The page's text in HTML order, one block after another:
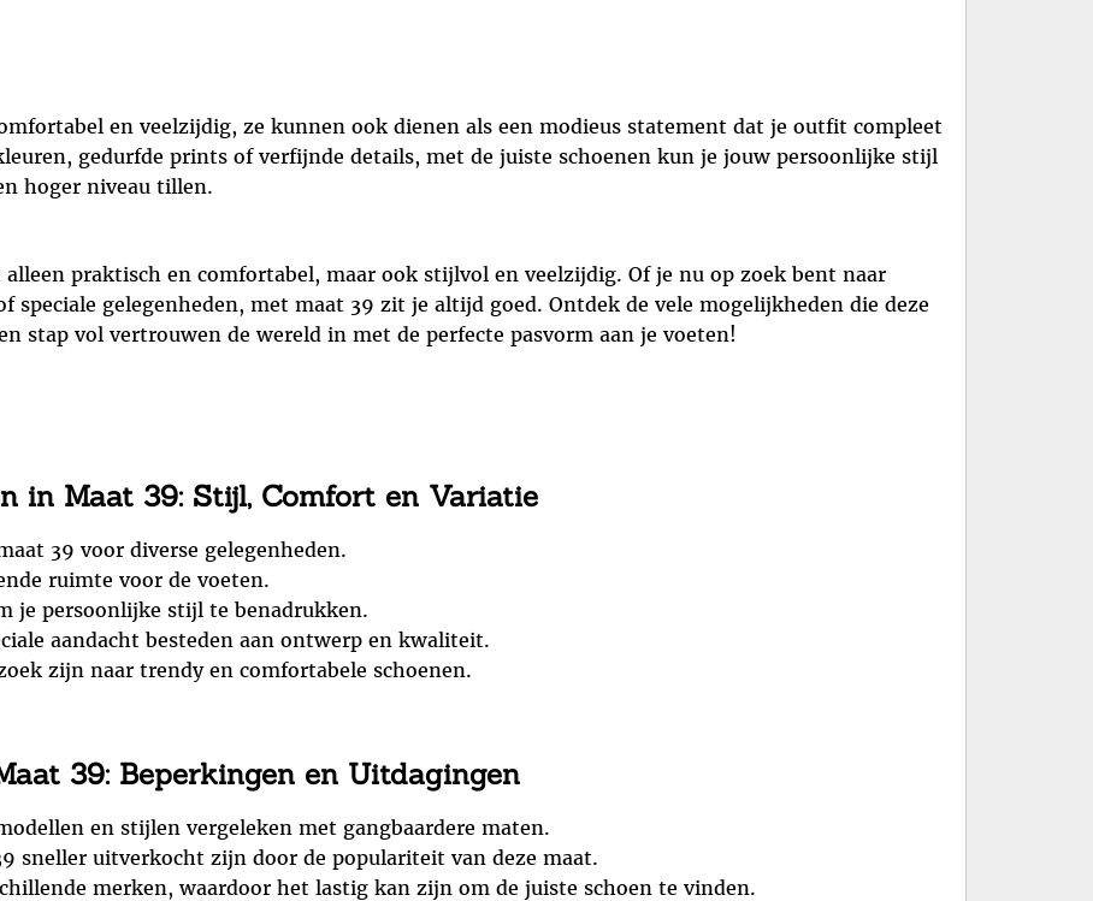
en veelzijdig, ze kunnen ook dienen als een modieus statement dat je outfit compleet
gedurfde prints of verfijnde details, met de juiste schoenen kun je jouw persoonlijke stijl
hoger niveau tillen.
praktisch en comfortabel, maar ook stijlvol en veelzijdig. Of je nu op zoek bent naar
speciale gelegenheden, met maat 39 zit je altijd goed. Ontdek de vele mogelijkheden die deze
stap vol vertrouwen de wereld in met de perfecte pasvorm aan je voeten!
in Maat 39: Stijl, Comfort en Variatie
39 voor diverse gelegenheden.
ruimte voor de voeten.
je persoonlijke stijl te benadrukken.
aandacht besteden aan ontwerp en kwaliteit.
zijn naar trendy en comfortabele schoenen.
39: Beperkingen en Uitdagingen
en stijlen vergeleken met gangbaardere maten.
sneller uitverkocht zijn door de populariteit van deze maat.
merken, waardoor het lastig kan zijn om de juiste schoen te vinden.